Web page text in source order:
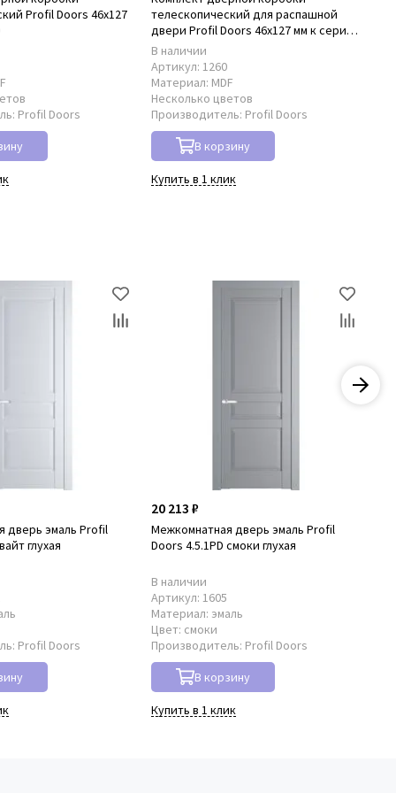
Profil Doors 46x127
Profil Doors
телескопический для распашной
двери Profil Doors 46x127 мм к серии
PD
В наличии
Артикул: 1260
Материал: MDF
Несколько цветов
Производитель: Profil Doors
В корзину
Купить в 1 клик
дверь эмаль Profil
глухая
Profil Doors
20 213 ₽
Межкомнатная дверь эмаль Profil
Doors 4.5.1PD смоки глухая
В наличии
Артикул: 1605
Материал: эмаль
Цвет: смоки
Производитель: Profil Doors
В корзину
Купить в 1 клик